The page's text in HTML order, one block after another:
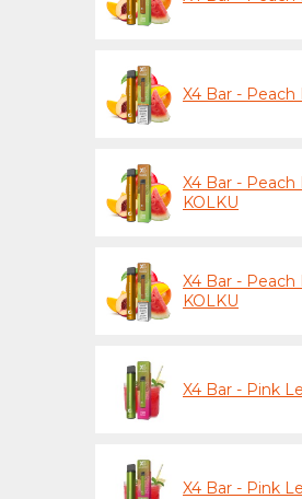
X4 Bar -
X4 Bar -
KOLKU
X4 Bar -
KOLKU
X4 Bar - Pink
X4 Bar - Pink